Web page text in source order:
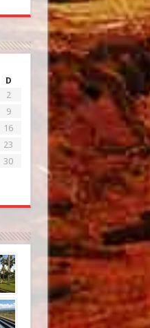
D
2
9
16
23
30